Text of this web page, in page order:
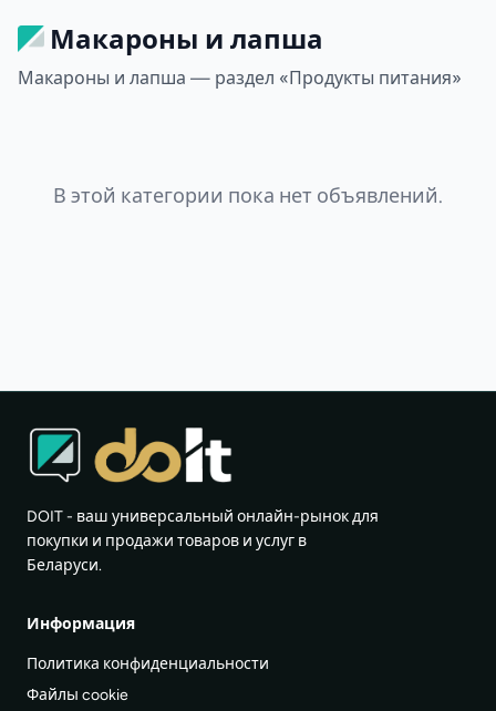
Макароны и лапша
Макароны и лапша — раздел «Продукты питания»
В этой категории пока нет объявлений.
DOIT - ваш универсальный онлайн-рынок для
покупки и продажи товаров и услуг в
Беларуси.
Информация
Политика конфиденциальности
Файлы cookie